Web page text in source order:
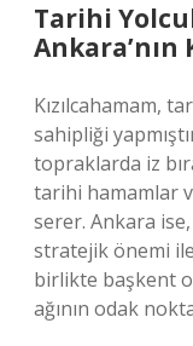
Tarihi
Kızılcahamam,
sahipliği
topraklarda iz
tarihi hamamlar
serer. Ankara
stratejik önemi
birlikte başkent
ağının odak